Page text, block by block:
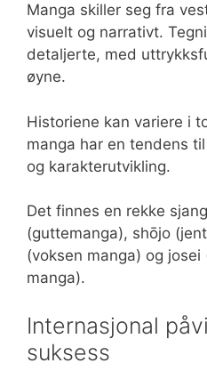
Manga skiller seg fra
visuelt og narrativt.
detaljerte, med
øyne.
Historiene kan variere i
manga har en tendens
og karakterutvikling.
Det finnes en rekke
(guttemanga), shōjo
(voksen manga) og josei
manga).
Internasjonal
suksess